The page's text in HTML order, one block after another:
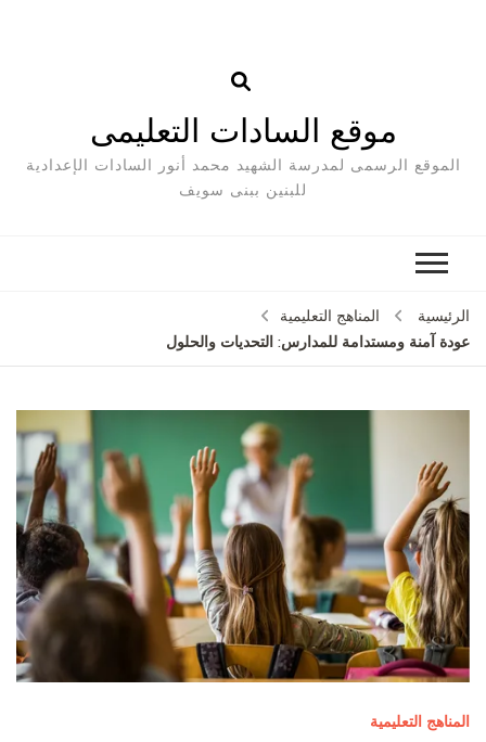
موقع السادات التعليمى
الموقع الرسمى لمدرسة الشهيد محمد أنور السادات الإعدادية
للبنين ببنى سويف
الرئيسية
المناهج التعليمية
عودة آمنة ومستدامة للمدارس: التحديات والحلول
المناهج التعليمية